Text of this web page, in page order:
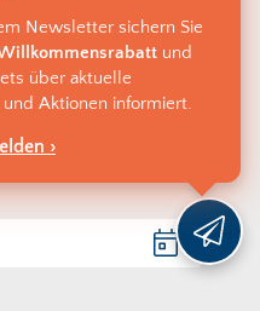
Newsletter sichern Sie
und
über aktuelle
Aktionen informiert.
›